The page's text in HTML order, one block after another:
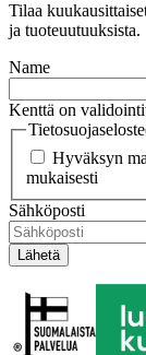
Tilaa
ja tuoteuutuuksista.
Name
Kenttä on
Tietosuojaseloste
Hyväksyn
mukaisesti
Sähköposti